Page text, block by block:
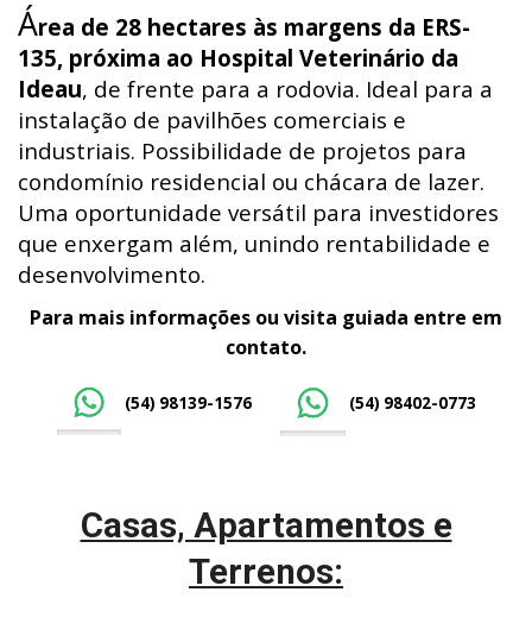
Área de 28 hectares às margens da ERS-
135, próxima ao Hospital Veterinário da
Ideau, de frente para a rodovia. Ideal para a
instalação de pavilhões comerciais e
industriais. Possibilidade de projetos para
condomínio residencial ou chácara de lazer.
Uma oportunidade versátil para investidores
que enxergam além, unindo rentabilidade e
desenvolvimento.
Para mais informações ou visita guiada entre em
contato.
(54) 98139-1576 (54) 98402-0773
Casas, Apartamentos e
Terrenos: